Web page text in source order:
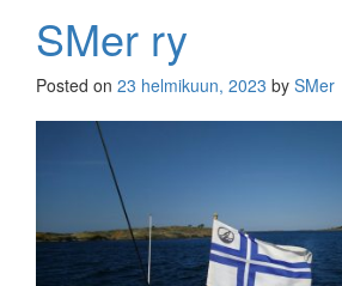
SMer ry
Posted on 23 helmikuun, 2023 by SMer